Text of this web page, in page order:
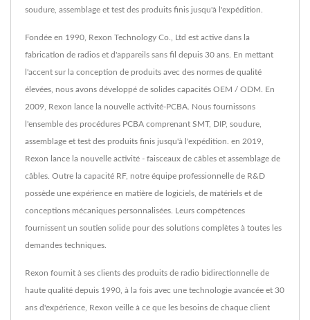
soudure, assemblage et test des produits finis jusqu'à l'expédition.
Fondée en 1990, Rexon Technology Co., Ltd est active dans la
fabrication de radios et d'appareils sans fil depuis 30 ans. En mettant
l'accent sur la conception de produits avec des normes de qualité
élevées, nous avons développé de solides capacités OEM / ODM. En
2009, Rexon lance la nouvelle activité-PCBA. Nous fournissons
l'ensemble des procédures PCBA comprenant SMT, DIP, soudure,
assemblage et test des produits finis jusqu'à l'expédition. en 2019,
Rexon lance la nouvelle activité - faisceaux de câbles et assemblage de
câbles. Outre la capacité RF, notre équipe professionnelle de R&D
possède une expérience en matière de logiciels, de matériels et de
conceptions mécaniques personnalisées. Leurs compétences
fournissent un soutien solide pour des solutions complètes à toutes les
demandes techniques.
Rexon fournit à ses clients des produits de radio bidirectionnelle de
haute qualité depuis 1990, à la fois avec une technologie avancée et 30
ans d'expérience, Rexon veille à ce que les besoins de chaque client